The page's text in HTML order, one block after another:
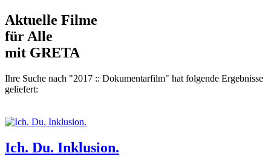
Aktuelle Filme
für Alle
mit GRETA
Ihre Suche nach "2017 :: Dokumentarfilm" hat folgende Ergebnisse
geliefert:
Ich. Du. Inklusion.